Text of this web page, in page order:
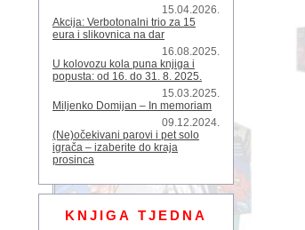
15.04.2026.
Akcija: Verbotonalni trio za 15
eura i slikovnica na dar
16.08.2025.
U kolovozu kola puna knjiga i
popusta: od 16. do 31. 8. 2025.
15.03.2025.
Miljenko Domijan – In memoriam
09.12.2024.
(Ne)očekivani parovi i pet solo
igrača – izaberite do kraja
prosinca
KNJIGA TJEDNA